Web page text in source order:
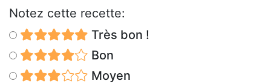
Notez cette recette:
Très bon !
Bon
Moyen